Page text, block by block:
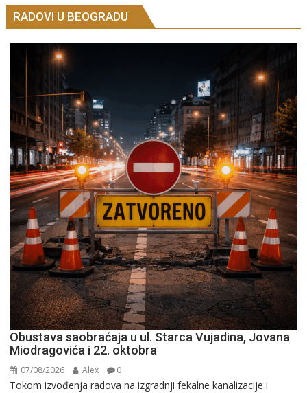
RADOVI U BEOGRADU
Obustava saobraćaja u ul. Starca Vujadina, Jovana
Miodragovića i 22. oktobra
07/08/2026 Alex 0
Tokom izvođenja radova na izgradnji fekalne kanalizacije i